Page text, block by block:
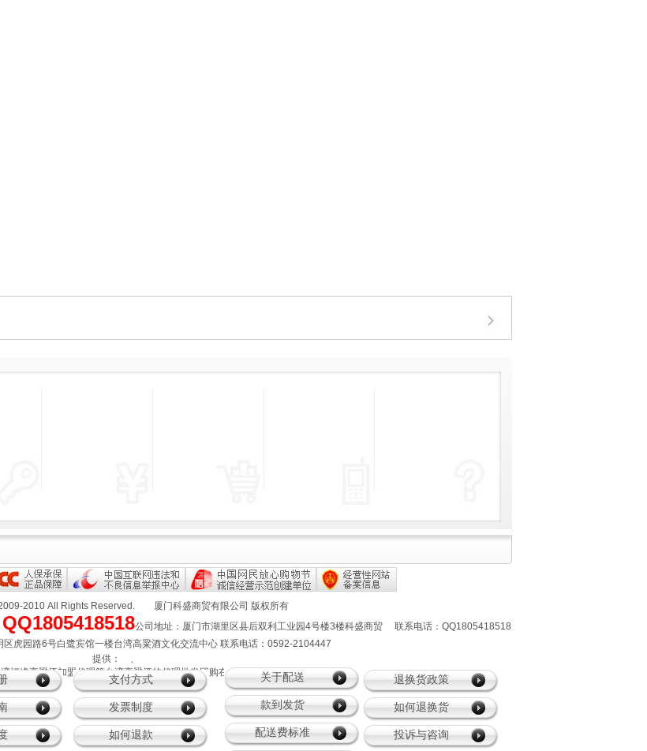
2010 All Rights Reserved. 厦门科盛商贸有限公司 版权所有
QQ1805418518公司地址：厦门市湖里区县后双利工业园4号楼3楼科盛商贸 联系电话：QQ1805418518
虎园路6号白鹭宾馆一楼台湾高粱酒文化交流中心 联系电话：0592-2104447
提供：
、
福峰高粱酒加盟代理等台湾高粱酒的代理批发团购在线服务
支付方式
发票制度
如何退款
关于配送
款到发货
配送费标准
退换货政策
如何退换货
投诉与咨询